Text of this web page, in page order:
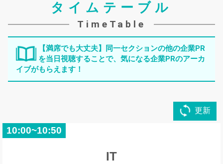
シャープ
タイムテーブル
TimeTable
【満席でも大丈夫】同一セクションの他の企業PR
を当日視聴することで、気になる企業PRのアーカ
イブがもらえます！
更新
10:00~10:50
IT